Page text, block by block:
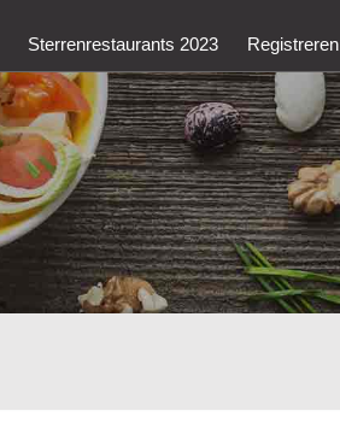
Sterrenrestaurants 2023 Registreren